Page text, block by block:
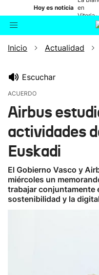
Hoy es noticia en
Vitoria-
Gasteiz
Buscador
Inicio Actualidad
Escuchar
ACUERDO
Airbus
actividades
Euskadi
El Gobierno Vasco y
miércoles un
trabajar conjuntamente
sostenibilidad y la